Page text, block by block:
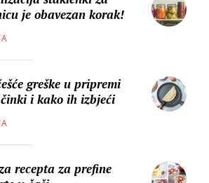
je obavezan korak!
greške u pripremi
i kako ih izbjeći
recepta za prefine